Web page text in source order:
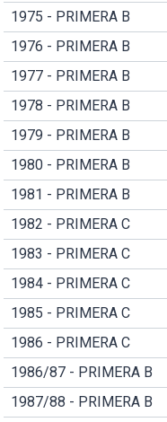
1975 - PRIMERA B
1976 - PRIMERA B
1977 - PRIMERA B
1978 - PRIMERA B
1979 - PRIMERA B
1980 - PRIMERA B
1981 - PRIMERA B
1982 - PRIMERA C
1983 - PRIMERA C
1984 - PRIMERA C
1985 - PRIMERA C
1986 - PRIMERA C
1986/87 - PRIMERA B
1987/88 - PRIMERA B